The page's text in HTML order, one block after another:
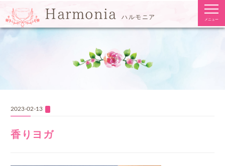
Harmonia ハルモニア メニュー
2023-02-13
香りヨガ